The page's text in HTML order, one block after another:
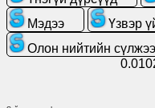
/
Програм
Мэдээ
Үзвэр
Олон нийтийн сүлжээ